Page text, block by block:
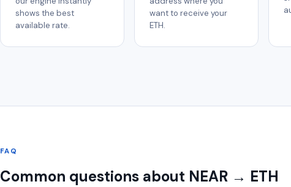
shows the best
available rate.
want to receive your
ETH.
FAQ
Common questions about NEAR → ETH